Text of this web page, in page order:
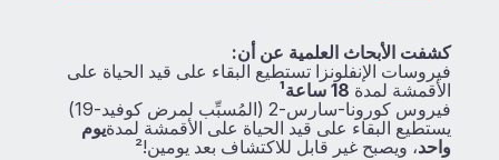
كشفت الأبحاث العلمية عن أن:
فيروسات الإنفلونزا تستطيع البقاء على قيد الحياة على
الأقمشة لمدة 18 ساعة¹
فيروس كورونا-سارس-2 (المُسبِّب لمرض كوفيد-19)
يستطيع البقاء على قيد الحياة على الأقمشة لمدةيوم
واحد، ويصبح غير قابل للاكتشاف بعد يومين!²